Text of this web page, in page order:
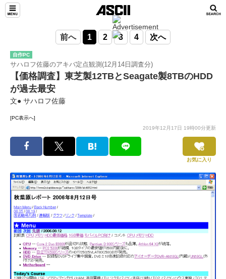
前へ 1 2 3 4 次へ
自作PC
サハロフ佐藤のアキバ定点観測(12月14日調査分)
【価格調査】東芝製12TBとSeagate製8TBのHDD
が過去最安
文● サハロフ佐藤
[PC表示へ]
2019年12月17日 19時00分更新
お気に入り